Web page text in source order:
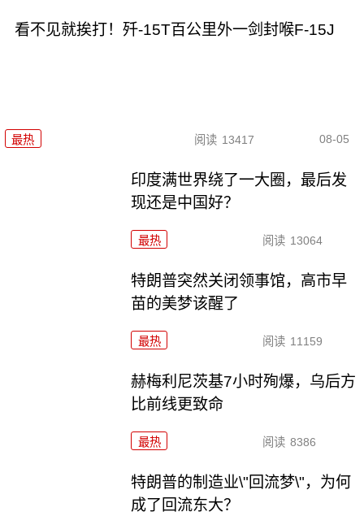
看不见就挨打！歼-15T百公里外一剑封喉F-15J
最热 阅读 13417 08-05
印度满世界绕了一大圈，最后发
现还是中国好？
最热 阅读 13064
特朗普突然关闭领事馆，高市早
苗的美梦该醒了
最热 阅读 11159
赫梅利尼茨基7小时殉爆，乌后方
比前线更致命
最热 阅读 8386
特朗普的制造业\"回流梦\"，为何
成了回流东大？